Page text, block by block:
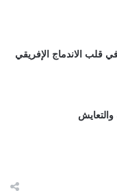
قلب الاندماج الإفريقي